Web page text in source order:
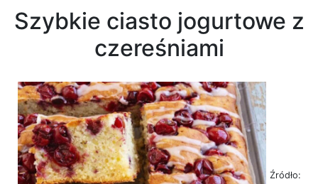
Szybkie ciasto jogurtowe z
czereśniami
Źródło: